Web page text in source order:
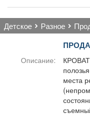
детское разное
Описание:
места